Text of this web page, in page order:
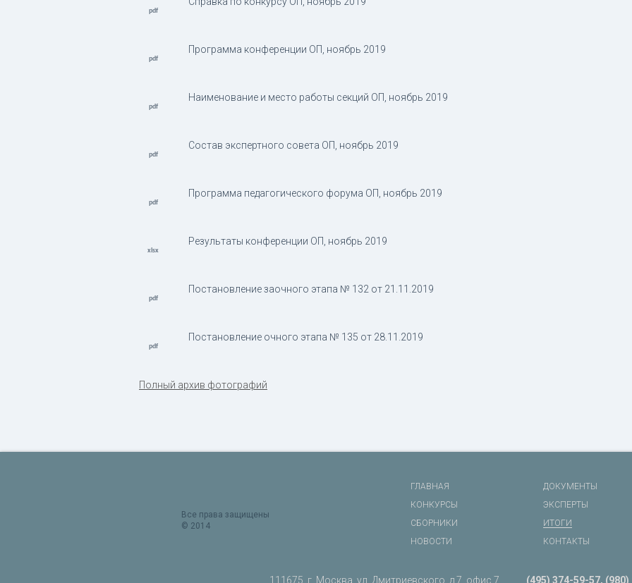
Программа конференции ОП, ноябрь 2019
Наименование и место работы секций ОП, ноябрь 2019
Состав экспертного совета ОП, ноябрь 2019
Программа педагогического форума ОП, ноябрь 2019
Результаты конференции ОП, ноябрь 2019
Постановление заочного этапа № 132 от 21.11.2019
Постановление очного этапа № 135 от 28.11.2019
Полный архив фотографий
Все права защищены
© 2014
ГЛАВНАЯ
ДОКУМЕНТЫ
КОНКУРСЫ
ЭКСПЕРТЫ
СБОРНИКИ
ИТОГИ
НОВОСТИ
КОНТАКТЫ
111675, г. Москва, ул. Дмитриевского, д.7, офис 7 (495) 374-59-57,